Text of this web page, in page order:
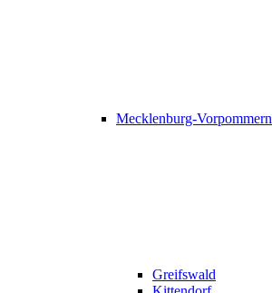
Mecklenburg-Vorpommern
Greifswald